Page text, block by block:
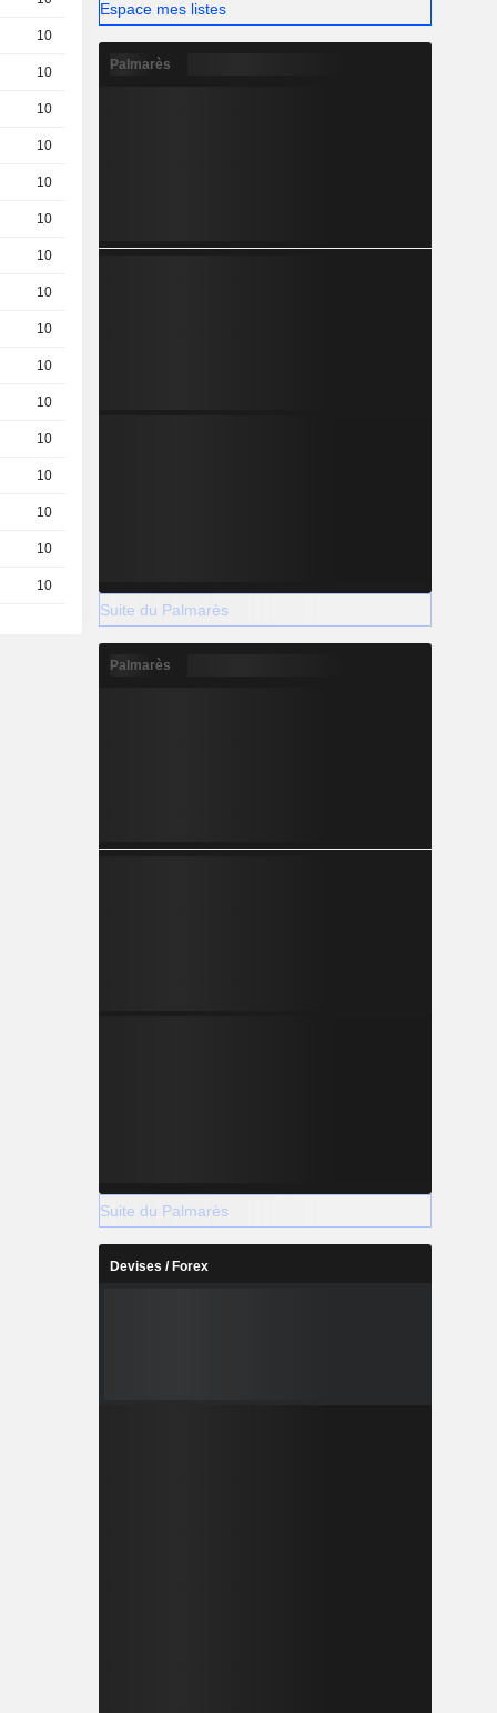
10
10 0,1400EUR
10
10
10
10
10
10
10
10
10
10
10
10
10
10
Espace mes listes
Palmarès
Suite du Palmarès
Palmarès
Suite du Palmarès
Devises / Forex